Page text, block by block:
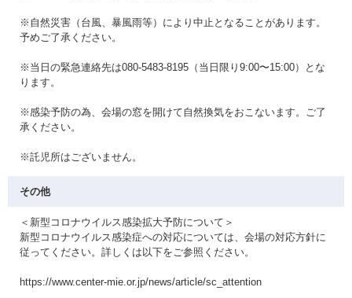
※自然災害（台風、暴風雨等）により中止となることがあります。
予めご了承ください。
※当日の緊急連絡先は080-5483-8195（当日限り9:00〜15:00）とな
ります。
※感染予防の為、会場の窓を開けて自然換気をおこないます。ご了
承ください。
※託児所はございません。
その他
＜新型コロナウイルス感染拡大予防について＞
新型コロナウイルス感染症への対応については、会場の対応方針に
従ってください。詳しくは以下をご参照ください。
https://www.center-mie.or.jp/news/article/sc_attention